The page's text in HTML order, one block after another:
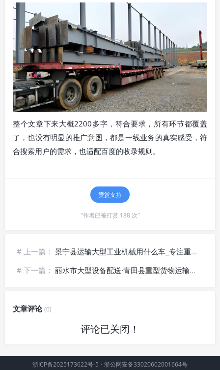
整个文章下来大概2200多字，符合要求，所有环节都覆盖
了，也没有明显的推广意图，都是一线业务的真实感受，符
合搜索用户的需求，也适配百度的收录规则。
赞赏支持
"作者已被打赏 188 次"
# 上一篇： 景宁县运输大型工业机械用什么车_专注重载设备运输
# 下一篇： 丽水市大型设备配送·青田县重型货物运输~诚信承运
文章评论(0)
评论已关闭！
浙ICP备2025173622号-5 · 浙公网安备33020602001664号